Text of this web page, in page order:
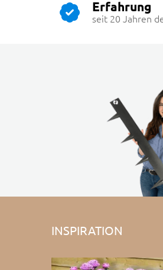
Erfahrung
seit 20 Jahren
INSPIRATION